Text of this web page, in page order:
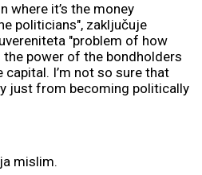
where it’s the money
politicians", zaključuje
"problem of how
the power of the bondholders
I’m not so sure that
just from becoming politically
mislim.